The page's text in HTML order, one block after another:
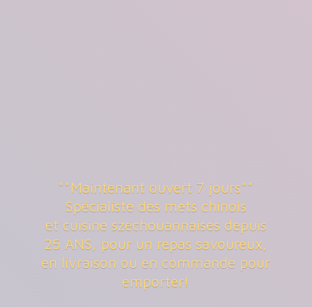
**Maintenant ouvert 7 jours**
Spécialiste des mets chinois
et cuisine széchouannaises depuis
25 ANS, pour un repas savoureux,
en livraison ou en commande pour
emporter!